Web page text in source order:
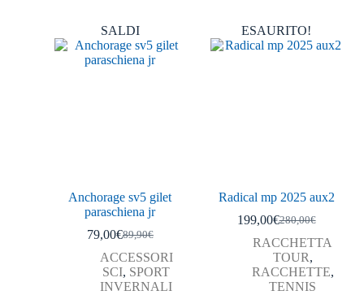
SALDI
Anchorage sv5 gilet
paraschiena jr
89,90€
79,00€
ACCESSORI
SCI, SPORT
INVERNALI
ESAURITO!
Radical mp 2025 aux2
280,00€
199,00€
RACCHETTA
TOUR,
RACCHETTE,
TENNIS